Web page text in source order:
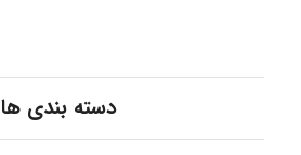
دسته بندی ها